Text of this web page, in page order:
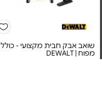
שואב אבק חבית מקצועי - כולל
מפוח | DEWALT